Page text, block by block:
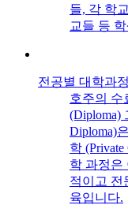
들, 각 학
교들 등
전공별 대학과정
호주의 수
(Diploma)
Diploma)
학
학 과정은
적이고 전
육입니다.